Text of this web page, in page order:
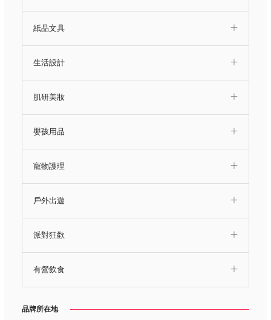
紙品文具
生活設計
肌研美妝
嬰孩用品
寵物護理
戶外出遊
派對狂歡
有營飲食
品牌所在地